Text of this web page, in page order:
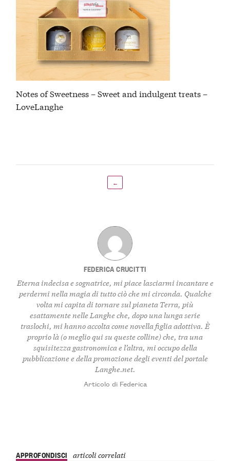
Notes of Sweetness – Sweet and indulgent treats –
LoveLanghe
←
FEDERICA CRUCITTI
Eterna indecisa e sognatrice, mi piace lasciarmi incantare e
perdermi nella magia di tutto ciò che mi circonda. Qualche
volta mi capita di tornare sul pianeta Terra, più
esattamente nelle Langhe che, dopo una lunga serie
traslochi, mi hanno accolta come novella figlia adottiva. È
proprio là (o meglio qui su queste colline) che, tra una
squisitezza gastronomica e l’altra, mi occupo della
pubblicazione e della promozione degli eventi del portale
Langhe.net.
Articolo di Federica
APPROFONDISCI articoli correlati